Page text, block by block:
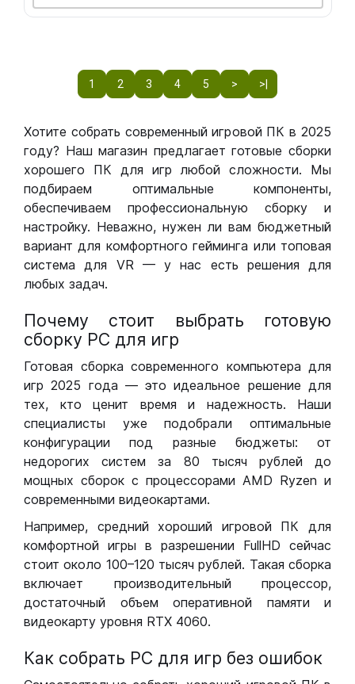
1 2 3 4 5 > >|
Хотите собрать современный игровой ПК в 2025
году? Наш магазин предлагает готовые сборки
хорошего ПК для игр любой сложности. Мы
подбираем оптимальные компоненты,
обеспечиваем профессиональную сборку и
настройку. Неважно, нужен ли вам бюджетный
вариант для комфортного гейминга или топовая
система для VR — у нас есть решения для
любых задач.
Почему стоит выбрать готовую
сборку РС для игр
Готовая сборка современного компьютера для
игр 2025 года — это идеальное решение для
тех, кто ценит время и надежность. Наши
специалисты уже подобрали оптимальные
конфигурации под разные бюджеты: от
недорогих систем за 80 тысяч рублей до
мощных сборок с процессорами AMD Ryzen и
современными видеокартами.
Например, средний хороший игровой ПК для
комфортной игры в разрешении FullHD сейчас
стоит около 100–120 тысяч рублей. Такая сборка
включает производительный процессор,
достаточный объем оперативной памяти и
видеокарту уровня RTX 4060.
Как собрать РС для игр без ошибок